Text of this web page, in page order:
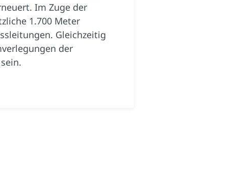
Im Zuge der
1.700 Meter
Gleichzeitig
der